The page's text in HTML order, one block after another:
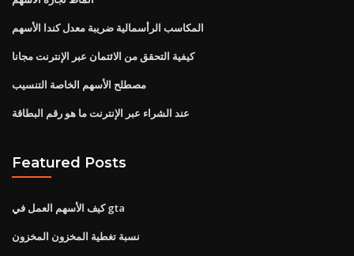
المكاسب الرأسمالية ضريبة معدل كندا الأسهم
كيفية التحقق من الائتمان عبر الإنترنت مجانا
مصطلح الأسهم الخاصة التنسيب
عند الشراء عبر الإنترنت ما هو رقم البطاقة
Featured Posts
كيف الأسهم العمل في gta
نسبة تغطية المخزون المخزون